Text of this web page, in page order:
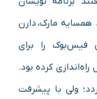
مارک، دارن
فیس‌بوک را برای
کرده بود.
ولی با پیشرفت